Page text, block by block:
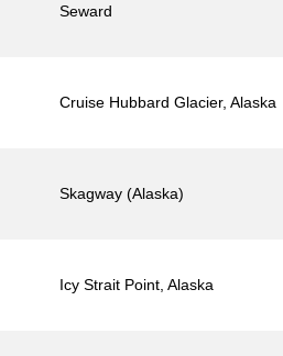
Seward
Cruise Hubbard Glacier, Alaska
Skagway (Alaska)
Icy Strait Point, Alaska